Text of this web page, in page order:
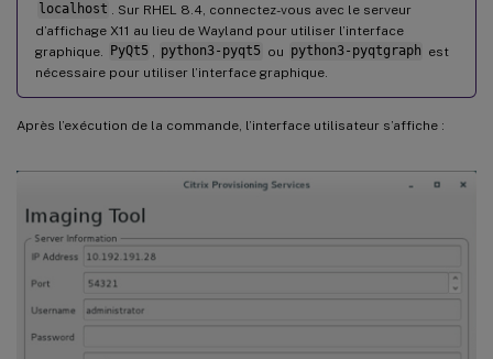
localhost
. Sur RHEL 8.4, connectez-vous avec le serveur
d’affichage X11 au lieu de Wayland pour utiliser l’interface
graphique.
PyQt5 python3-pyqt5 ou python3-pyqtgraph est
nécessaire pour utiliser l’interface graphique.
Après l’exécution de la commande, l’interface utilisateur s’affiche :